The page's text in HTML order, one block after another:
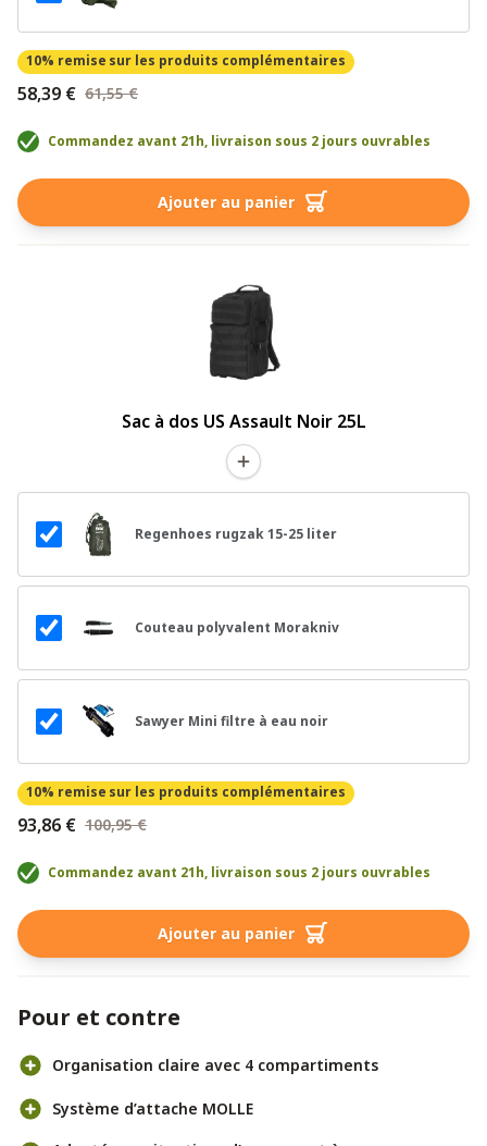
10% remise sur les produits complémentaires
58,39 € 61,55 €
Commandez avant 21h, livraison sous 2 jours ouvrables
Ajouter au panier
Sac à dos US Assault Noir 25L
Regenhoes rugzak 15-25 liter
Couteau polyvalent Morakniv
Sawyer Mini filtre à eau noir
10% remise sur les produits complémentaires
93,86 € 100,95 €
Commandez avant 21h, livraison sous 2 jours ouvrables
Ajouter au panier
Pour et contre
Organisation claire avec 4 compartiments
Système d’attache MOLLE